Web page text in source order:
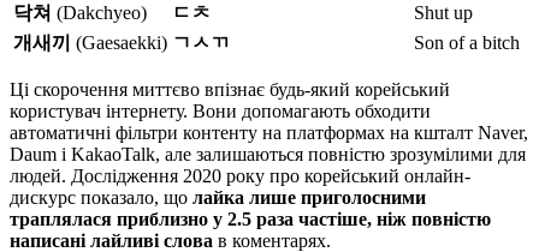
닥쳐 (Dakchyeo) ㄷㅊ
Shut up
개새끼 (Gaesaekki) ㄱㅅㄲ Son of a bitch
Ці скорочення миттєво впізнає будь-який корейський
користувач інтернету. Вони допомагають обходити
автоматичні фільтри контенту на платформах на кшталт Naver,
Daum і KakaoTalk, але залишаються повністю зрозумілими для
людей. Дослідження 2020 року про корейський онлайн-
дискурс показало, що лайка лише приголосними
траплялася приблизно у 2.5 раза частіше, ніж повністю
написані лайливі слова в коментарях.